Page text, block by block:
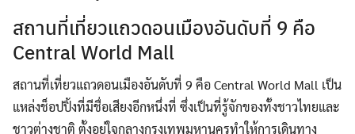
สถานที่เที่ยวแถวดอนเมืองอันดับที่ 9 คือ
Central World Mall
สถานที่เที่ยวแถวดอนเมืองอันดับที่ 9 คือ Central World Mall เป็น
แหล่งช็อปปิ้งที่มีชื่อเสียงอีกหนึ่งที่ ซึ่งเป็นที่รู้จักของทั้งชาวไทยและ
ชาวต่างชาติ ตั้งอยู่ใจกลางกรุงเทพมหานครทำให้การเดินทาง